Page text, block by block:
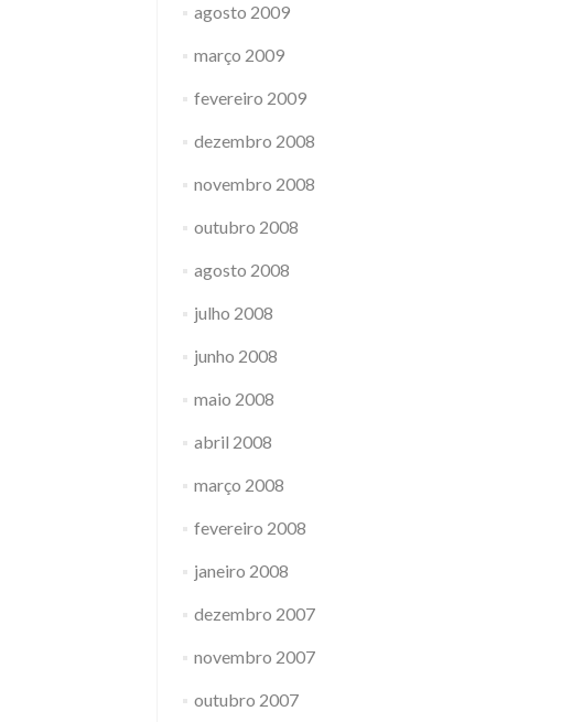
agosto 2009
março 2009
fevereiro 2009
dezembro 2008
novembro 2008
outubro 2008
agosto 2008
julho 2008
junho 2008
maio 2008
abril 2008
março 2008
fevereiro 2008
janeiro 2008
dezembro 2007
novembro 2007
outubro 2007